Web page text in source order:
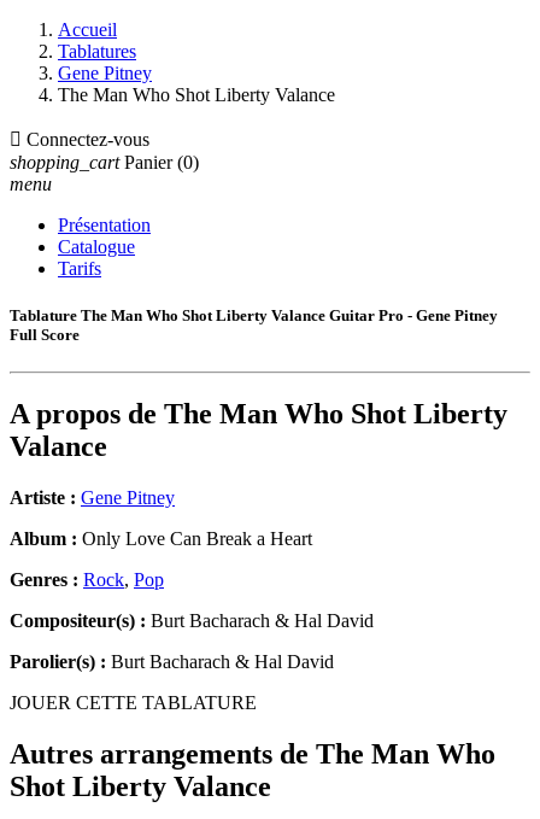
Accueil
Tablatures
Gene Pitney
The Man Who Shot Liberty Valance
 Connectez-vous
shopping_cart Panier (0)
menu
Présentation
Catalogue
Tarifs
Tablature The Man Who Shot Liberty Valance Guitar Pro - Gene Pitney
Full Score
A propos de The Man Who Shot Liberty
Valance
Artiste : Gene Pitney
Album : Only Love Can Break a Heart
Genres : Rock, Pop
Compositeur(s) : Burt Bacharach & Hal David
Parolier(s) : Burt Bacharach & Hal David
JOUER CETTE TABLATURE
Autres arrangements de The Man Who
Shot Liberty Valance